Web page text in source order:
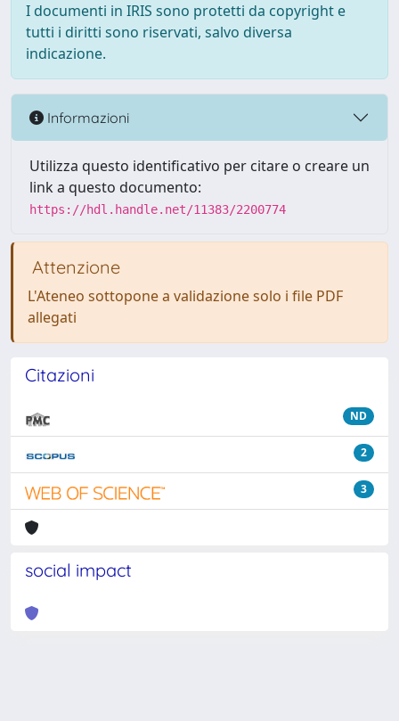
I documenti in IRIS sono protetti da copyright e
tutti i diritti sono riservati, salvo diversa
indicazione.
Informazioni
Utilizza questo identificativo per citare o creare un
link a questo documento:
https://hdl.handle.net/11383/2200774
Attenzione
L'Ateneo sottopone a validazione solo i file PDF
allegati
Citazioni
ND
2
3
social impact